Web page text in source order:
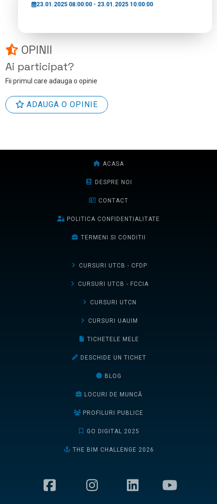
23.01.2025 08:00:00 - 23.01.2025 10:00:00
OPINII
Ai participat?
Fii primul care adauga o opinie
ADAUGA O OPINIE
ACASA
DESPRE NOI
CONTACT
POLITICA CONFIDENTIALITATE
TERMENI SI CONDITII
CURSURI UTCB - CFDP
CURSURI UTCB - FCCIA
CURSURI UTCN
CURSURI UAUIM
TICHETELE MELE
DESCHIDE UN TICHET
BLOG
LOCURI DE MUNCĂ
PROFILURI PUBLICE
GO DIGITAL 2025
THE BIM CHALLENGE 2026